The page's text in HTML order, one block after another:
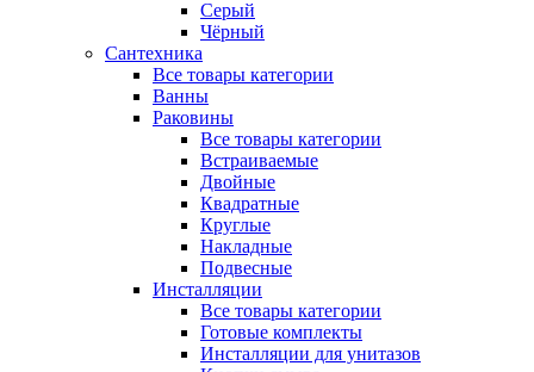
Серый
Чёрный
Сантехника
Все товары категории
Ванны
Раковины
Все товары категории
Встраиваемые
Двойные
Квадратные
Круглые
Накладные
Подвесные
Инсталляции
Все товары категории
Готовые комплекты
Инсталляции для унитазов